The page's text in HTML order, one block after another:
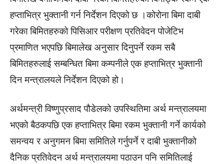
हप्ताभित्र भुक्तानी गर्न निर्देशन दिएको छ ।कोरोना बिमा दाबी
गरेका बिमितहरुको पिसिआर परीक्षण प्रतिवेदन पोजेटिभ
प्रमाणित भएपछि बिमालेख अनुसार दिनुपर्ने रकम सबै
बिमितहरुलाई सम्बन्धित बिमा कम्पनीले एक हप्ताभित्र भुक्तानी
दिन मन्त्रालयले निर्देशन दिएको हो।
अर्थमन्त्री विष्णुप्रसाद पौडेलको उपस्थितिमा अर्थ मन्त्रालयमा
भएको बैठकपछि एक हप्ताभित्र बिमा रकम भुक्तानी गर्ने कार्यको
समन्वय र अनुगमन बिमा समितिले गर्नुपर्ने र दाबी भुक्तानीको
दैनिक प्रतिवेदन अर्थ मन्त्रालयमा पठाउन पनि समितिलाई